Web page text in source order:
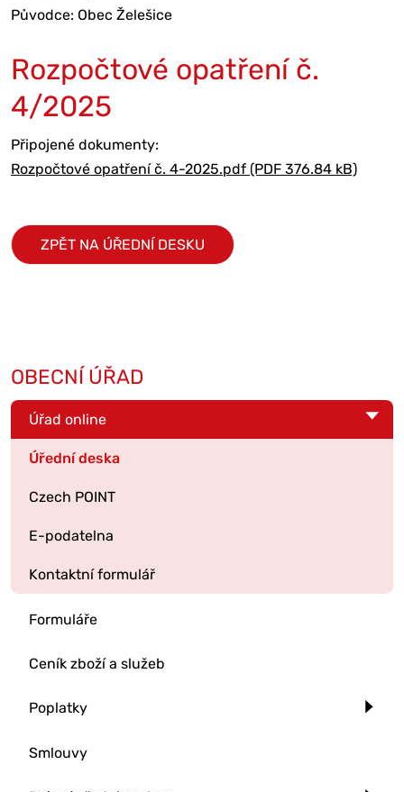
Původce: Obec Želešice
Rozpočtové opatření č.
4/2025
Připojené dokumenty:
Rozpočtové opatření č. 4-2025.pdf (PDF 376.84 kB)
ZPĚT NA ÚŘEDNÍ DESKU
OBECNÍ ÚŘAD
Úřad online
Úřední deska
Czech POINT
E-podatelna
Kontaktní formulář
Formuláře
Ceník zboží a služeb
Poplatky
Smlouvy